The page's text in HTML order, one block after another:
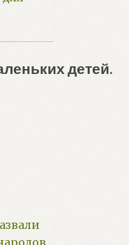
детей.